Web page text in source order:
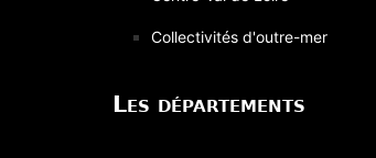
Collectivités d'outre-mer
Les départements